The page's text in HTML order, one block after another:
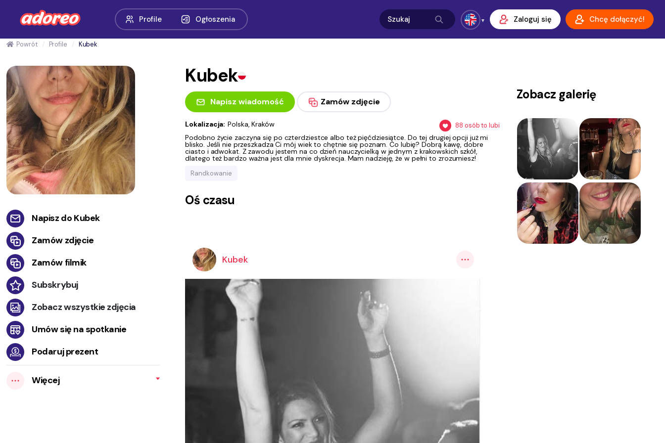
Profile Ogłoszenia Zaloguj się Chcę dołączyć!
Powrót Profile Kubek
Napisz do Kubek
Zamów zdjęcie
Zamów filmik
Subskrybuj
Zobacz wszystkie zdjęcia
Umów się na spotkanie
Podaruj prezent
Więcej
Kubek
Napisz wiadomość Zamów zdjęcie
Lokalizacja: Polska, Kraków 88 osób to lubi
Podobno życie zaczyna się po czterdziestce albo też pięćdziesiątce. Do tej drugiej opcji już mi
blisko. Jeśli nie przeszkadza Ci mój wiek to chętnie się poznam. Co lubię? Dobrą kawę, dobre
ciasto i adwokat. Z zawodu jestem na co dzień nauczycielką w jednym z krakowskich szkół,
dlatego też bardzo ważna jest dla mnie dyskrecja. Mam nadzieję, że w pełni to zrozumiesz!
Randkowanie
Oś czasu
Kubek
Zobacz galerię